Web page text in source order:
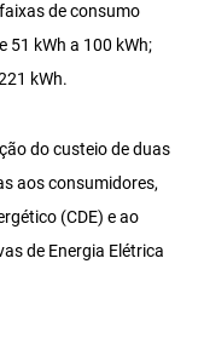
de consumo
51 kWh a 100 kWh;
kWh.
do custeio de duas
aos consumidores,
(CDE) e ao
de Energia Elétrica